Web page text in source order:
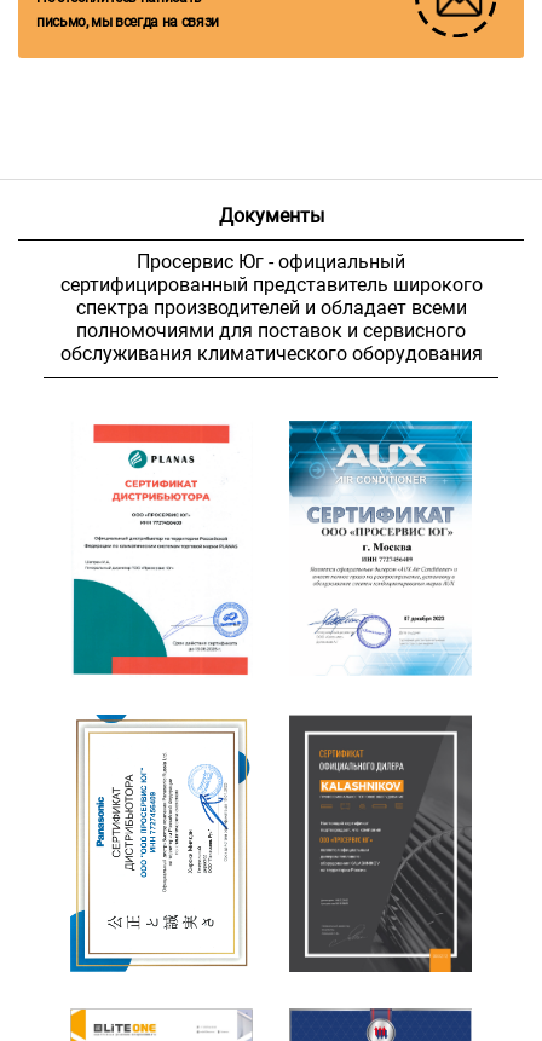
письмо, мы всегда на связи
Документы
Просервис Юг - официальный
сертифицированный представитель широкого
спектра производителей и обладает всеми
полномочиями для поставок и сервисного
обслуживания климатического оборудования